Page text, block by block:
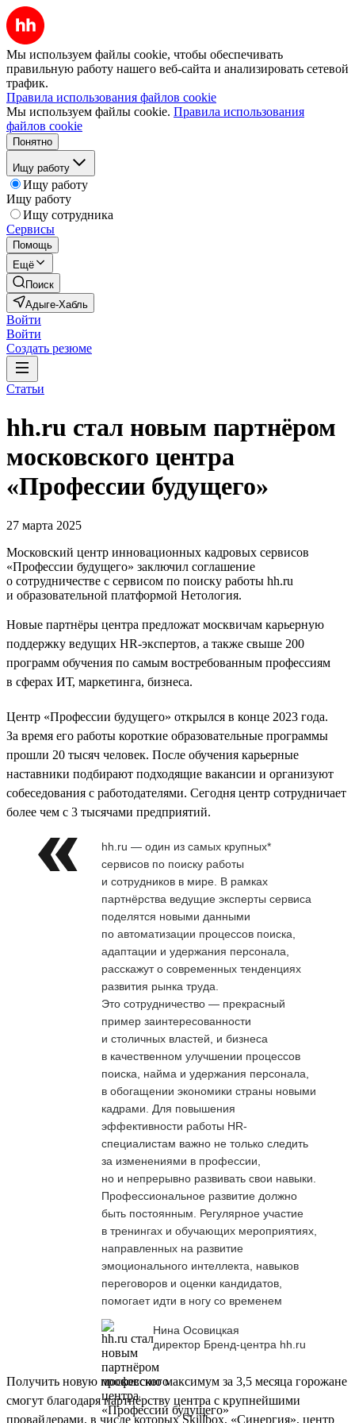
Мы используем файлы cookie, чтобы обеспечивать
правильную работу нашего веб-сайта и анализировать сетевой
трафик.
Правила использования файлов cookie
Мы используем файлы cookie. Правила использования
файлов cookie
Понятно
Ищу работу
Ищу работу
Ищу работу
Ищу сотрудника
Сервисы
Помощь
Ещё
Поиск
Адыге-Хабль
Войти
Войти
Создать резюме
Статьи
hh.ru стал новым партнёром
московского центра
«Профессии будущего»
27 марта 2025
Московский центр инновационных кадровых сервисов
«Профессии будущего» заключил соглашение
о сотрудничестве с сервисом по поиску работы hh.ru
и образовательной платформой Нетология.
Новые партнёры центра предложат москвичам карьерную
поддержку ведущих HR-экспертов, а также свыше 200
программ обучения по самым востребованным профессиям
в сферах ИТ, маркетинга, бизнеса.
Центр «Профессии будущего» открылся в конце 2023 года.
За время его работы короткие образовательные программы
прошли 20 тысяч человек. После обучения карьерные
наставники подбирают подходящие вакансии и организуют
собеседования с работодателями. Сегодня центр сотрудничает
более чем с 3 тысячами предприятий.
hh.ru — один из самых крупных*
сервисов по поиску работы
и сотрудников в мире. В рамках
партнёрства ведущие эксперты сервиса
поделятся новыми данными
по автоматизации процессов поиска,
адаптации и удержания персонала,
расскажут о современных тенденциях
развития рынка труда.
Это сотрудничество — прекрасный
пример заинтересованности
и столичных властей, и бизнеса
в качественном улучшении процессов
поиска, найма и удержания персонала,
в обогащении экономики страны новыми
кадрами. Для повышения
эффективности работы HR-
специалистам важно не только следить
за изменениями в профессии,
но и непрерывно развивать свои навыки.
Профессиональное развитие должно
быть постоянным. Регулярное участие
в тренингах и обучающих мероприятиях,
направленных на развитие
эмоционального интеллекта, навыков
переговоров и оценки кандидатов,
помогает идти в ногу со временем
Нина Осовицкая
директор Бренд-центра hh.ru
Получить новую профессию максимум за 3,5 месяца горожане
смогут благодаря партнёрству центра с крупнейшими
провайдерами, в числе которых Skillbox, «Синергия», центр